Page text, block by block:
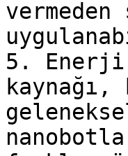
5. Enerji